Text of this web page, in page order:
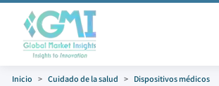
Inicio Cuidado de la salud
Dispositivos médicos